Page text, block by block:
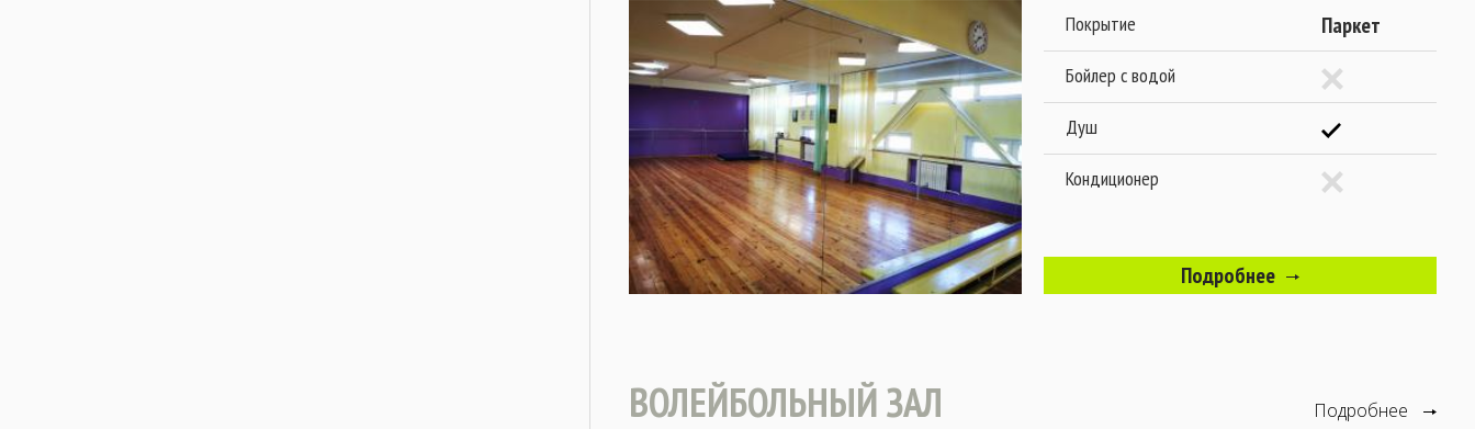
Покрытие Паркет
Бойлер с водой
Душ
Кондиционер
Подробнее
Подробнее
ВОЛЕЙБОЛЬНЫЙ ЗАЛ